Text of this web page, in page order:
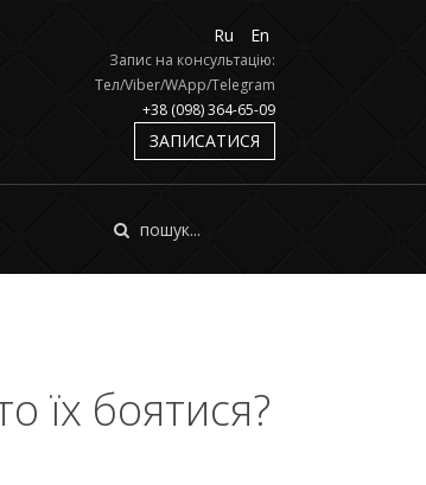
Ru En
Запис на консультацію:
Тел/Viber/WApp/Telegram
+38 (098) 364-65-09
ЗАПИСАТИСЯ
їх боятися?